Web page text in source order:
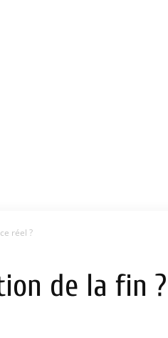
réel ?
de la fin